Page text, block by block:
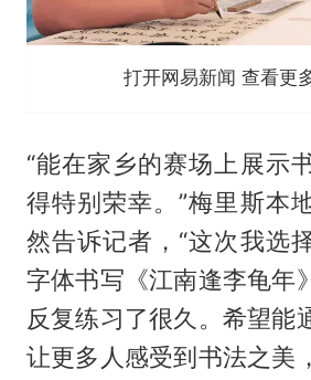
打开网易新闻 查看更
“能在家乡的赛场上展示
得特别荣幸。”梅里斯本
然告诉记者，“这次我选
字体书写《江南逢李龟年
反复练习了很久。希望能
让更多人感受到书法之美